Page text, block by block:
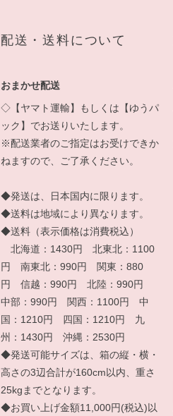
配送・送料について
おまかせ配送
◇【ヤマト運輸】もしくは【ゆうパ
ック】でお送りいたします。
※配送業者のご指定はお受けできか
ねますので、ご了承ください。
◆発送は、日本国内に限ります。
◆送料は地域により異なります。
◆送料（表示価格は消費税込）
北海道：1430円 北東北：1100
円 南東北：990円 関東：880
円 信越：990円 北陸：990円
中部：990円 関西：1100円 中
国：1210円 四国：1210円 九
州：1430円 沖縄：2530円
◆発送可能サイズは、箱の縦・横・
高さの3辺合計が160cm以内、重さ
25kgまでとなります。
◆お買い上げ金額11,000円(税込)以